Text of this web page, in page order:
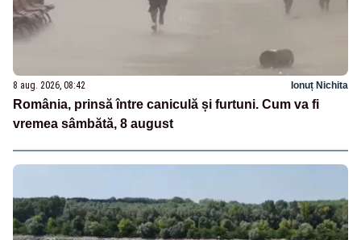
8 aug. 2026, 08:42 Ionuț Nichita
România, prinsă între caniculă și furtuni. Cum va fi
vremea sâmbătă, 8 august